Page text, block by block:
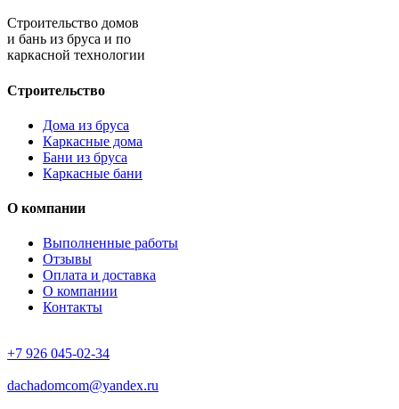
Строительство домов
и бань из бруса и по
каркасной технологии
Строительство
Дома из бруса
Каркасные дома
Бани из бруса
Каркасные бани
О компании
Выполненные работы
Отзывы
Оплата и доставка
О компании
Контакты
+7 926 045-02-34
dachadomcom@yandex.ru